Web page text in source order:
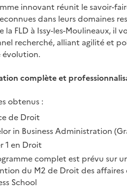
innovant réunit le savoir-
dans leurs domaines
la FLD à Issy-les-Moulineaux, il
recherché, alliant agilité et
complète et
obtenus :
de Droit
in Business Administration
1 en Droit
complet est prévu sur
du M2 de Droit des affaires
School